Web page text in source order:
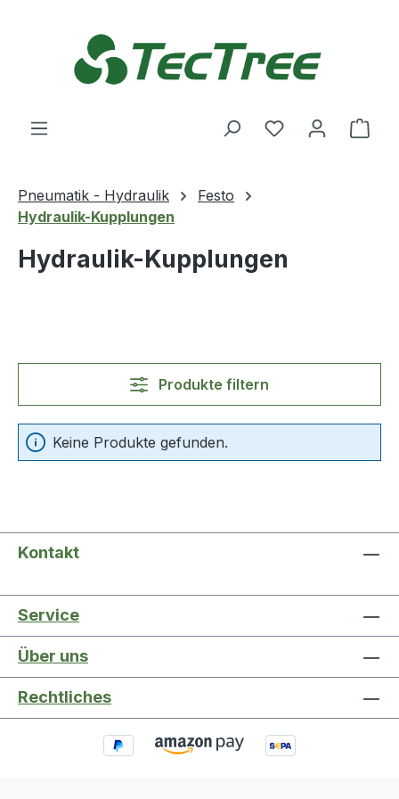
Du hast 0
Pneumatik - Hydraulik
Festo
Hydraulik-Kupplungen
Hydraulik-Kupplungen
Produkte filtern
Keine Produkte gefunden.
Kontakt
Service
Über uns
Rechtliches